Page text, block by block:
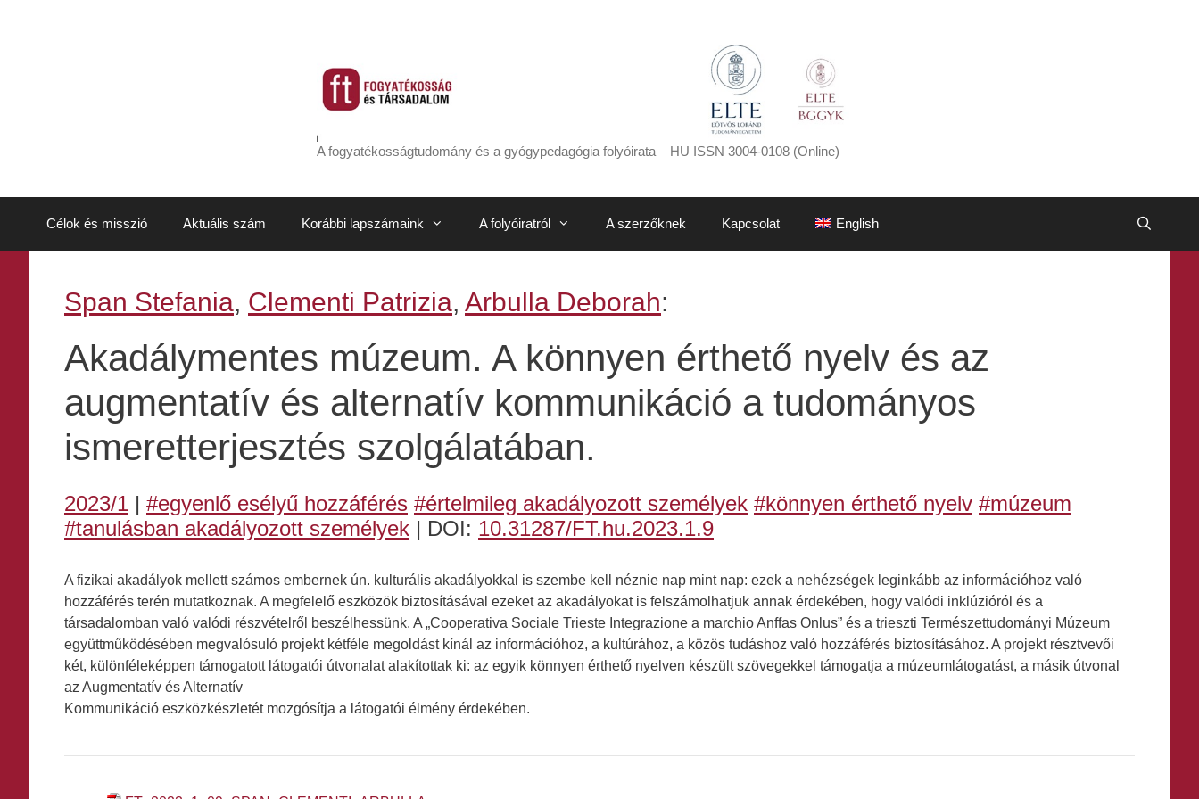
A fogyatékosságtudomány és a gyógypedagógia folyóirata – HU ISSN 3004-0108 (Online)
Célok és misszió Aktuális szám Korábbi lapszámaink A folyóiratról A szerzőknek Kapcsolat English
Span Stefania, Clementi Patrizia, Arbulla Deborah:
Akadálymentes múzeum. A könnyen érthető nyelv és az
augmentatív és alternatív kommunikáció a tudományos
ismeretterjesztés szolgálatában.
2023/1 | #egyenlő esélyű hozzáférés #értelmileg akadályozott személyek #könnyen érthető nyelv #múzeum
#tanulásban akadályozott személyek | DOI: 10.31287/FT.hu.2023.1.9
A fizikai akadályok mellett számos embernek ún. kulturális akadályokkal is szembe kell néznie nap mint nap: ezek a nehézségek leginkább az információhoz való
hozzáférés terén mutatkoznak. A megfelelő eszközök biztosításával ezeket az akadályokat is felszámolhatjuk annak érdekében, hogy valódi inklúzióról és a
társadalomban való valódi részvételről beszélhessünk. A „Cooperativa Sociale Trieste Integrazione a marchio Anffas Onlus” és a trieszti Természettudományi Múzeum
együttműködésében megvalósuló projekt kétféle megoldást kínál az információhoz, a kultúrához, a közös tudáshoz való hozzáférés biztosításához. A projekt résztvevői
két, különféleképpen támogatott látogatói útvonalat alakítottak ki: az egyik könnyen érthető nyelven készült szövegekkel támogatja a múzeumlátogatást, a másik útvonal
az Augmentatív és Alternatív
Kommunikáció eszközkészletét mozgósítja a látogatói élmény érdekében.